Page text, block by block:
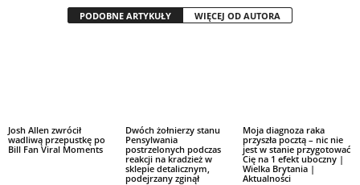
PODOBNE ARTYKUŁY WIĘCEJ OD AUTORA
Josh Allen zwrócił
wadliwą przepustkę po
Bill Fan Viral Moments
Dwóch żołnierzy stanu
Pensylwania
postrzelonych podczas
reakcji na kradzież w
sklepie detalicznym,
podejrzany zginął
Moja diagnoza raka
przyszła pocztą – nic nie
jest w stanie przygotować
Cię na 1 efekt uboczny |
Wielka Brytania |
Aktualności